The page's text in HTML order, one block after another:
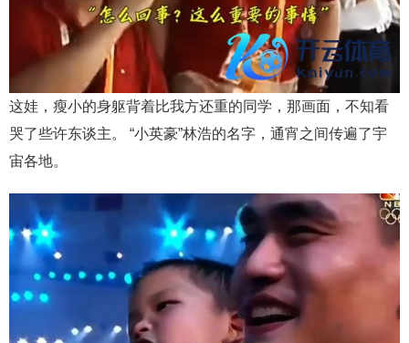
这娃，瘦小的身躯背着比我方还重的同学，那画面，不知看
哭了些许东谈主。 “小英豪”林浩的名字，通宵之间传遍了宇
宙各地。